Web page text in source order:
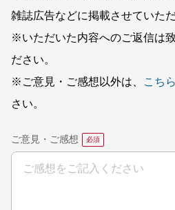
雑誌広告などに掲載させていた
※いただいた内容へのご返信は
ださい。
※ご意見・ご感想以外は、
こちら
さい。
ご意見・ご感想